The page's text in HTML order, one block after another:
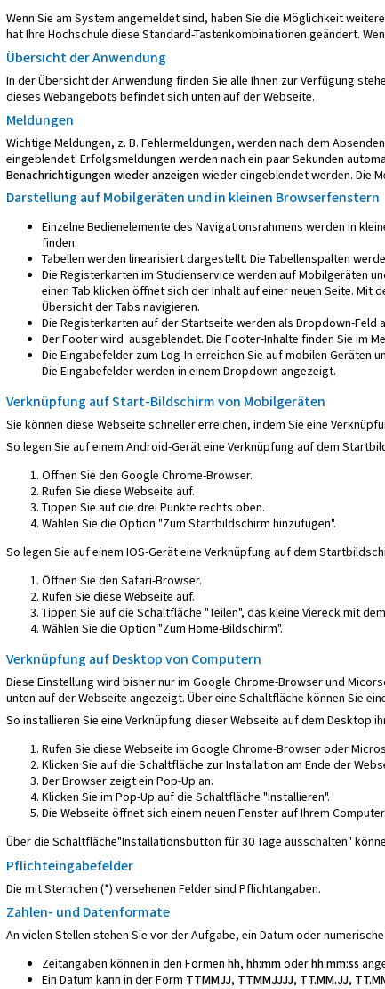
Wenn Sie am System angemeldet sind, haben Sie die Möglichkeit
hat Ihre Hochschule diese Standard-Tastenkombinationen geändert.
Übersicht der Anwendung
In der Übersicht der Anwendung finden Sie alle Ihnen zur Verfügung
dieses Webangebots befindet sich unten auf der Webseite.
Meldungen
Wichtige Meldungen, z. B. Fehlermeldungen, werden nach dem
eingeblendet. Erfolgsmeldungen werden nach ein paar Sekunden
Benachrichtigungen wieder anzeigenwieder eingeblendet werden. Die
Darstellung auf Mobilgeräten und in kleinen Browserfenstern
Einzelne Bedienelemente des Navigationsrahmens werden in
finden.
Tabellen werden linearisiert dargestellt. Die Tabellenspalten
Die Registerkarten im Studienservice werden auf Mobilgeräten
einen Tab klicken öffnet sich der Inhalt auf einer neuen Seite.
Übersicht der Tabs navigieren.
Die Registerkarten auf der Startseite werden als Dropdown-Feld
Der Footer wird ausgeblendet. Die Footer-Inhalte finden Sie im
Die Eingabefelder zum Log-In erreichen Sie auf mobilen Geräten
Die Eingabefelder werden in einem Dropdown angezeigt.
Verknüpfung auf Start-Bildschirm von Mobilgeräten
Sie können diese Webseite schneller erreichen, indem Sie eine
So legen Sie auf einem Android-Gerät eine Verknüpfung auf dem
Öffnen Sie den Google Chrome-Browser.
Rufen Sie diese Webseite auf.
Tippen Sie auf die drei Punkte rechts oben.
Wählen Sie die Option "Zum Startbildschirm hinzufügen".
So legen Sie auf einem IOS-Gerät eine Verknüpfung auf dem
Öffnen Sie den Safari-Browser.
Rufen Sie diese Webseite auf.
Tippen Sie auf die Schaltfläche "Teilen", das kleine Viereck mit
Wählen Sie die Option "Zum Home-Bildschirm".
Verknüpfung auf Desktop von Computern
Diese Einstellung wird bisher nur im Google Chrome-Browser und
unten auf der Webseite angezeigt. Über eine Schaltfläche können Sie
So installieren Sie eine Verknüpfung dieser Webseite auf dem Desktop
Rufen Sie diese Webseite im Google Chrome-Browser oder
Klicken Sie auf die Schaltfläche zur Installation am Ende der
Der Browser zeigt ein Pop-Up an.
Klicken Sie im Pop-Up auf die Schaltfläche "Installieren".
Die Webseite öffnet sich einem neuen Fenster auf Ihrem
Über die Schaltfläche"Installationsbutton für 30 Tage ausschalten"
Pflichteingabefelder
Die mit Sternchen (*) versehenen Felder sind Pflichtangaben.
Zahlen- und Datenformate
An vielen Stellen stehen Sie vor der Aufgabe, ein Datum oder
Zeitangaben können in den Formen hh, hh:mmoderhh:mm:ss
Ein Datum kann in der Form TTMMJJ, TTMMJJJJ, TT.MM.JJ,